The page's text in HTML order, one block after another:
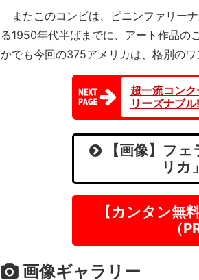
またこのコンビは、ピニンファリー
る1950年代半ばまでに、アート作品の
かでも今回の375アメリカは、格別のワ
超一流コン
リーズナブル
【画像】フ
リカ
【カンタン無
（
画像ギャラリー